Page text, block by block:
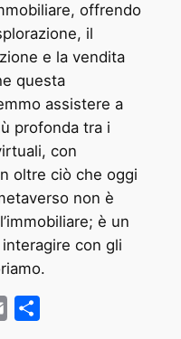
offrendo
il
e la vendita
questa
assistere a
profonda tra i
con
oltre ciò che oggi
non è
è un
con gli
Email